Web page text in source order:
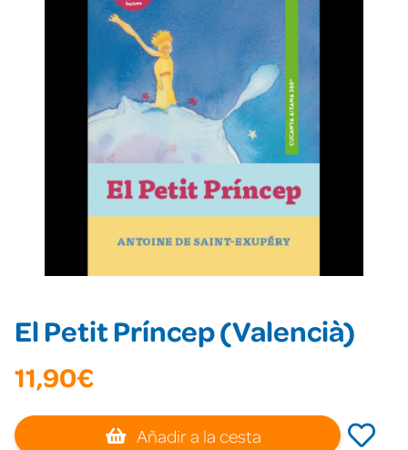
El Petit Príncep (Valencià)
11,90€
Añadir a la cesta